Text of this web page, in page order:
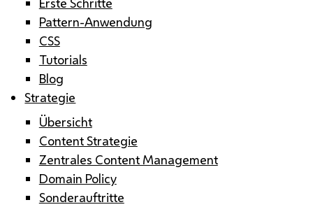
Pattern-Anwendung
CSS
Tutorials
Blog
Strategie
Übersicht
Content Strategie
Zentrales Content Management
Domain Policy
Sonderauftritte